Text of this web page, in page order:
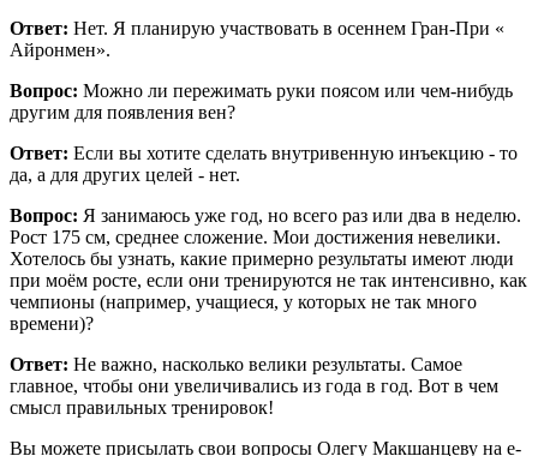
Ответ: Нет. Я планирую участвовать в осеннем Гран-При «
Айронмен».
Вопрос: Можно ли пережимать руки поясом или чем-нибудь
другим для появления вен?
Ответ: Если вы хотите сделать внутривенную инъекцию - то
да, а для других целей - нет.
Вопрос: Я занимаюсь уже год, но всего раз или два в неделю.
Рост 175 см, среднее сложение. Мои достижения невелики.
Хотелось бы узнать, какие примерно результаты имеют люди
при моём росте, если они тренируются не так интенсивно, как
чемпионы (например, учащиеся, у которых не так много
времени)?
Ответ: Не важно, насколько велики результаты. Самое
главное, чтобы они увеличивались из года в год. Вот в чем
смысл правильных тренировок!
Вы можете присылать свои вопросы Олегу Макшанцеву на e-